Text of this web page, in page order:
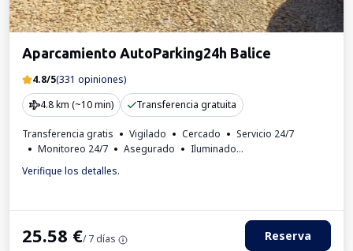
Aparcamiento AutoParking24h Balice
4.8/5(331 opiniones)
4.8 km (~10 min)
Transferencia gratuita
Transferencia gratis Vigilado Cercado
Servicio 24/7
Monitoreo 24/7
Asegurado
Iluminado
Lugares para autobuses
Invoice from the car park
Verifique los detalles.
25.58 €/ 7 días Reserva